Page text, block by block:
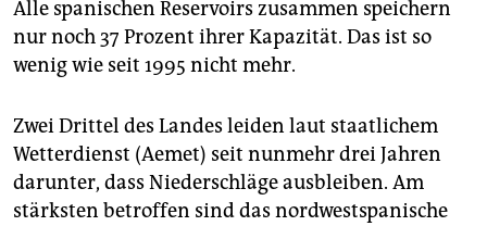
Alle spanischen Reservoirs zusammen speichern
nur noch 37 Prozent ihrer Kapazität. Das ist so
wenig wie seit 1995 nicht mehr.
Zwei Drittel des Landes leiden laut staatlichem
Wetterdienst (Aemet) seit nunmehr drei Jahren
darunter, dass Niederschläge ausbleiben. Am
stärksten betroffen sind das nordwestspanische